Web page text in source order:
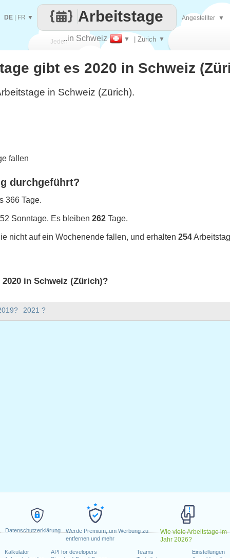
Datenschutzerklärung
Werde Premium, um Werbung zu
entfernen und mehr
Wie viele Arbeitstage im
Jahr 2026?
Kalkulator
API for developers
Teams
Einstellungen
Jeden
Tag
..in Schweiz ▼ | Zürich ▼
Arbeitstage
DE FR ▼ Angestellter ▼
2021 ?
gibt es 2020 in Schweiz
in Schweiz (Zürich).
fallen
durchgeführt?
366 Tage.
Sonntage. Es bleiben 262 Tage.
nicht auf ein Wochenende fallen, und erhalten 254
in Schweiz (Zürich)?
2020
fallen